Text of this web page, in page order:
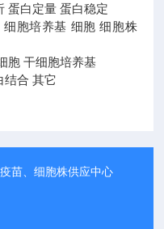
蛋白定量 蛋白稳定
细胞培养基 细胞 细胞株
胞 干细胞培养基
结合 其它
苗、细胞株供应中心